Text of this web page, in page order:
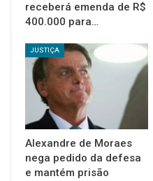
receberá emenda de R$
400.000 para…
JUSTIÇA
Alexandre de Moraes
nega pedido da defesa
e mantém prisão